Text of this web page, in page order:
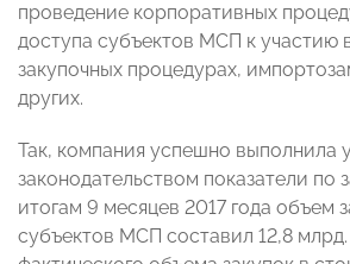
проведение корпоративных
доступа субъектов МСП к участию
закупочных процедурах,
других.
Так, компания успешно выполнила
законодательством показатели по
итогам 9 месяцев 2017 года объем
субъектов МСП составил 12,8